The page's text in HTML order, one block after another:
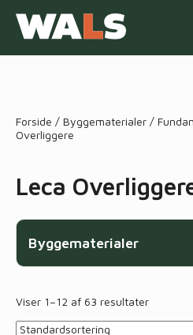
Forside / Byggematerialer /
Overliggere
Leca
Byggematerialer
Viser 1–12 af 63 resultater